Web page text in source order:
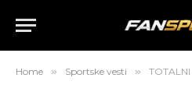
Home » Sportske vesti » TOTALNI ŠOK!